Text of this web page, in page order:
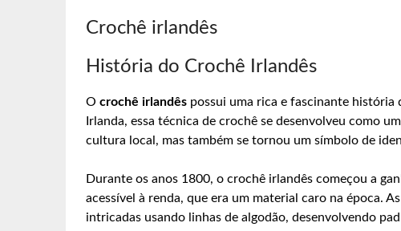
Crochê irlandês
História do Crochê Irlandês
O crochê irlandês possui uma rica e fascinante história
Irlanda, essa técnica de crochê se desenvolveu como
cultura local, mas também se tornou um símbolo de
Durante os anos 1800, o crochê irlandês começou a
acessível à renda, que era um material caro na época.
intricadas usando linhas de algodão, desenvolvendo